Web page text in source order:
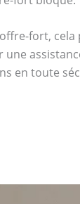
fort,
une
en toute